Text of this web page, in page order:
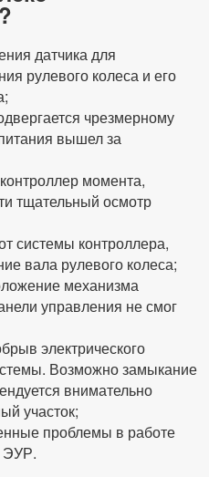
датчика для
рулевого колеса и его
чрезмерному
вышел за
момента,
тщательный осмотр
системы контроллера,
вала рулевого колеса;
механизма
управления не смог
электрического
Возможно замыкание
внимательно
участок;
проблемы в работе
ЭУР.